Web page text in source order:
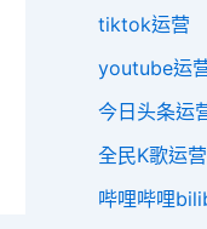
tiktok运营
youtube运
今日头条运
全民K歌运营
哔哩哔哩